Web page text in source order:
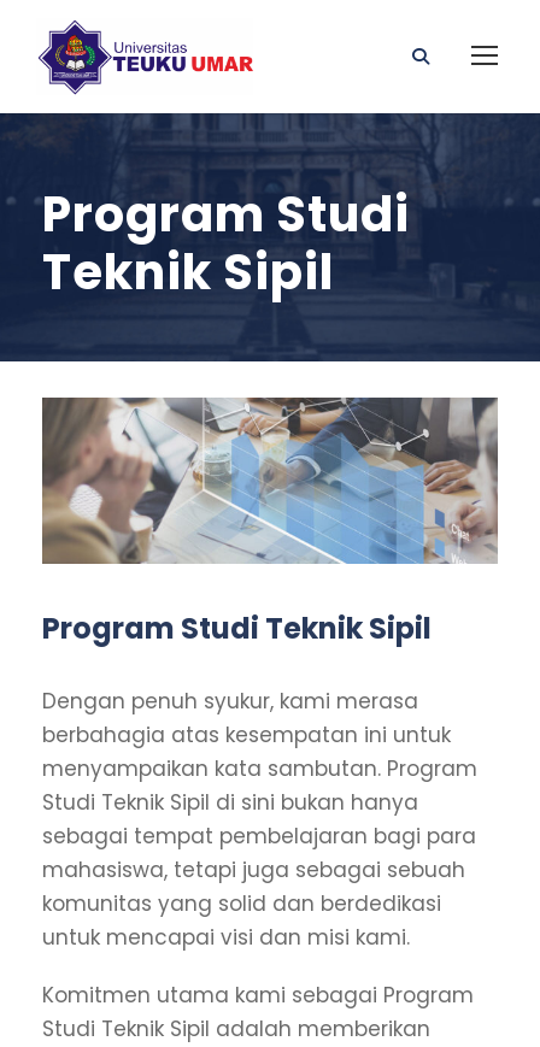
Program Studi
Teknik Sipil
Program Studi Teknik Sipil
Dengan penuh syukur, kami merasa
berbahagia atas kesempatan ini untuk
menyampaikan kata sambutan. Program
Studi Teknik Sipil di sini bukan hanya
sebagai tempat pembelajaran bagi para
mahasiswa, tetapi juga sebagai sebuah
komunitas yang solid dan berdedikasi
untuk mencapai visi dan misi kami.
Komitmen utama kami sebagai Program
Studi Teknik Sipil adalah memberikan